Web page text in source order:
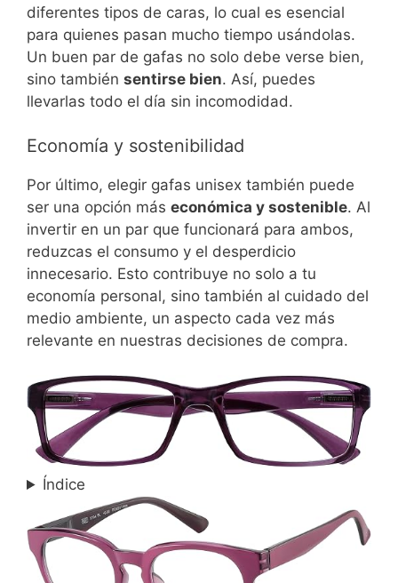
diferentes tipos de caras, lo cual es esencial
para quienes pasan mucho tiempo usándolas.
Un buen par de gafas no solo debe verse bien,
sino también sentirse bien. Así, puedes
llevarlas todo el día sin incomodidad.
Economía y sostenibilidad
Por último, elegir gafas unisex también puede
ser una opción más económica y sostenible. Al
invertir en un par que funcionará para ambos,
reduzcas el consumo y el desperdicio
innecesario. Esto contribuye no solo a tu
economía personal, sino también al cuidado del
medio ambiente, un aspecto cada vez más
relevante en nuestras decisiones de compra.
Índice